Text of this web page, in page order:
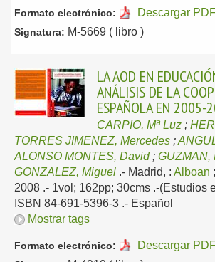
Formato electrónico: Descargar
Signatura: M-5669 ( libro )
LA AOD EN
ANÁLISIS DE LA
ESPAÑOLA EN 2005-
CARPIO, Mª Luz ;
TORRES JIMENEZ, Mercedes ;
ALONSO MONTES, David; GUZMAN,
GONZALEZ, Miguel .- Madrid, : Alboan ;
2008 .- 1vol; 162pp; 30cms .-(Estudios
ISBN 84-691-5396-3 .- Español
Mostrar tags
Formato electrónico: Descargar